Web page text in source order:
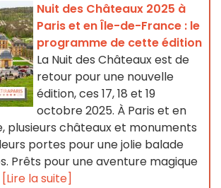
Nuit des Châteaux 2025 à
Paris et en Île-de-France : le
programme de cette édition
La Nuit des Châteaux est de
retour pour une nouvelle
édition, ces 17, 18 et 19
octobre 2025. À Paris et en
plusieurs châteaux et monuments
portes pour une jolie balade
Prêts pour une aventure magique
[Lire la suite]